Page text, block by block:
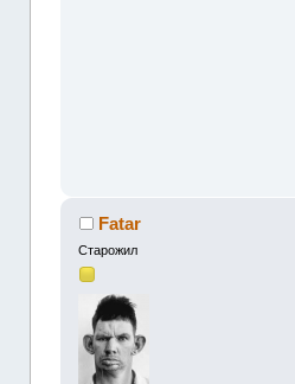
Fatar
Старожил